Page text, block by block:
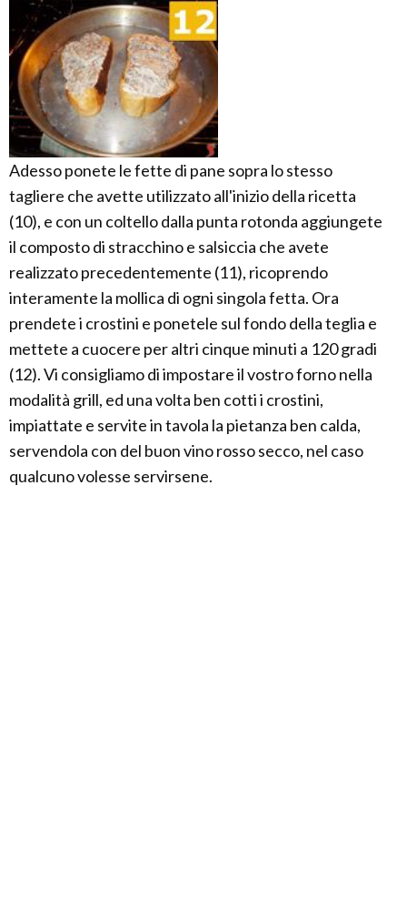
Adesso ponete le fette di pane sopra lo stesso
tagliere che avette utilizzato all'inizio della ricetta
(10), e con un coltello dalla punta rotonda aggiungete
il composto di stracchino e salsiccia che avete
realizzato precedentemente (11), ricoprendo
interamente la mollica di ogni singola fetta. Ora
prendete i crostini e ponetele sul fondo della teglia e
mettete a cuocere per altri cinque minuti a 120 gradi
(12). Vi consigliamo di impostare il vostro forno nella
modalità grill, ed una volta ben cotti i crostini,
impiattate e servite in tavola la pietanza ben calda,
servendola con del buon vino rosso secco, nel caso
qualcuno volesse servirsene.